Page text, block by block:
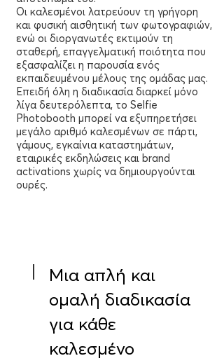
Οι καλεσμένοι λατρεύουν τη γρήγορη
και φυσική αισθητική των φωτογραφιών,
ενώ οι διοργανωτές εκτιμούν τη
σταθερή, επαγγελματική ποιότητα που
εξασφαλίζει η παρουσία ενός
εκπαιδευμένου μέλους της ομάδας μας.
Επειδή όλη η διαδικασία διαρκεί μόνο
λίγα δευτερόλεπτα, το Selfie
Photobooth μπορεί να εξυπηρετήσει
μεγάλο αριθμό καλεσμένων σε πάρτι,
γάμους, εγκαίνια καταστημάτων,
εταιρικές εκδηλώσεις και brand
activations χωρίς να δημιουργούνται
ουρές.
Μια απλή και
ομαλή διαδικασία
για κάθε
καλεσμένο